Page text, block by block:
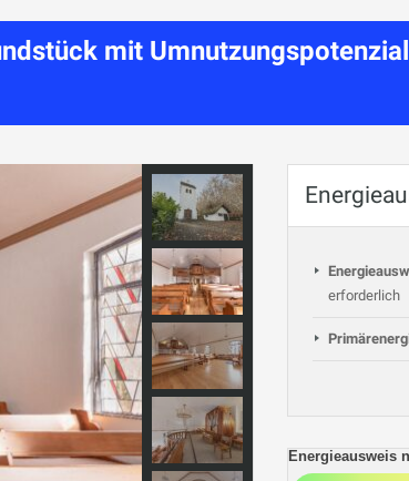
mit
erforderlich
Energieausweis